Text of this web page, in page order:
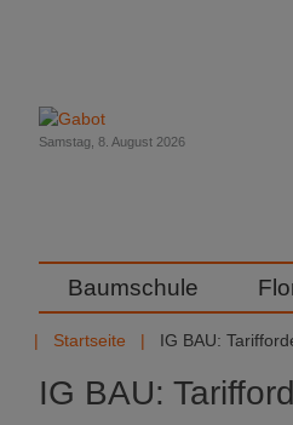
Samstag, 8. August 2026
Baumschule
Startseite IG BAU:
IG BAU: